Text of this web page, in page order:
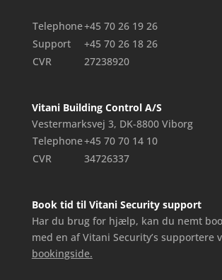
Telephone+45 70 26 19 26
Support
+45 70 26 18 26
CVR
27238920
Vitani Building Control A/S
Vestermarksvej 3, DK-8800 Viborg
Telephone+45 70 70 14 10
CVR
34726337
Book tid til Vitani Security support
Har du brug for hjælp, kan du nemt
med en af Vitani Security’s supportere
bookingside.